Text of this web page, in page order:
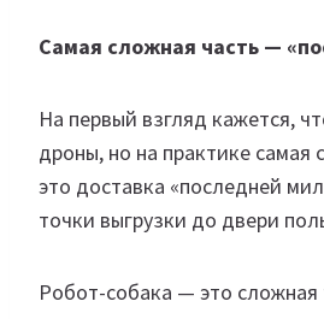
Самая сложная часть —
На первый взгляд кажется,
дроны, но на практике самая
это доставка «последней
точки выгрузки до двери
Робот-собака — это сложная